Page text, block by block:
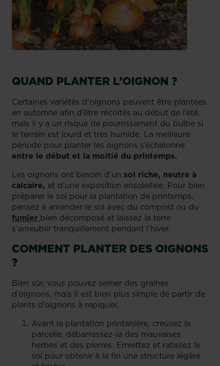
QUAND PLANTER L’OIGNON ?
Certaines variétés d'oignons peuvent être plantées
en automne afin d’être récoltés au début de l’été,
mais il y a un risque de pourrissement du bulbe si
le terrain est lourd et très humide. La meilleure
période pour planter les oignons s’échelonne
entre le début et la moitié du printemps.
Les oignons ont besoin d’un sol riche, neutre à
calcaire, et d’une exposition ensoleillée. Pour bien
préparer le sol pour la plantation de printemps,
pensez à amender le sol avec du compost ou du
fumier bien décomposé et laissez la terre
s’ameublir tranquillement pendant l’hiver.
COMMENT PLANTER DES OIGNONS
?
Bien sûr, vous pouvez semer des graines
d’oignons, mais il est bien plus simple de partir de
plants d’oignons à repiquer.
Avant la plantation printanière, creusez la
parcelle, débarrassez-la des mauvaises
herbes et des pierres. Emiettez et ratissez le
sol pour obtenir à la fin une structure légère